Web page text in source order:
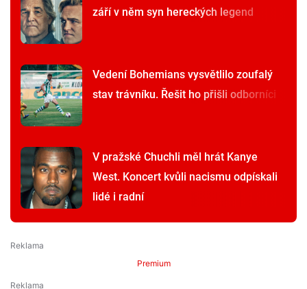
září v něm syn hereckých legend
Vedení Bohemians vysvětlilo zoufalý
stav trávníku. Řešit ho přišli odborníci
V pražské Chuchli měl hrát Kanye
West. Koncert kvůli nacismu odpískali
lidé i radní
Premium